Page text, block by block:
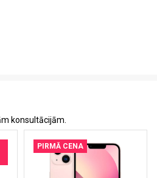
konsultācijām.
PIRMĀ CENA